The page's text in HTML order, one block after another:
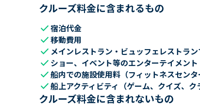
クルーズ料金に含まれるもの
check宿泊代金
check移動費用
check メインレストラン・ビュッフェレストラ
check ショー、イベント等のエンターテイメント
check船内での施設使用料（フィットネスセン
check船上アクティビティ（ゲーム、クイズ、ク
クルーズ料金に含まれないもの